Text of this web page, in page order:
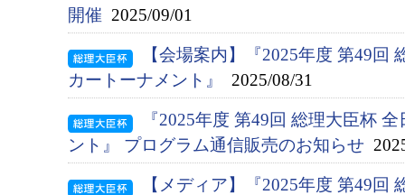
開催 2025/09/01
【会場案内】『2025年度 第49回
カートーナメント』
2025/08/31
『2025年度 第49回 総理大臣杯
ント』 プログラム通信販売のお知らせ
【メディア】『2025年度 第49回